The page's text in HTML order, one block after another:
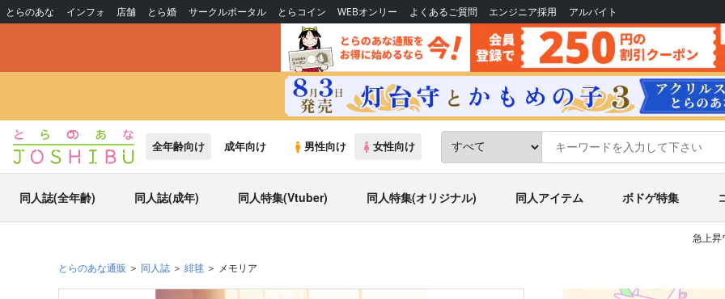
とらのあな インフォ 店舗 とら婚 サークルポータル とらコイン WEBオンリー よくあるご質問 エンジニア採用 アルバイト
全年齢向け 成年向け 男性向け 女性向け
同人誌(全年齢) 同人誌(成年) 同人特集(Vtuber) 同人特集(オリジナル) 同人アイテム ボドゲ特集
急上昇
とらのあな通販 同人誌 緋毬 メモリア